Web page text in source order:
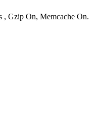
, Gzip On, Memcache On.